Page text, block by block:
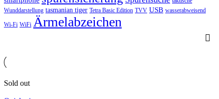
Wunddarstellung tasmanian tiger Tetra Basic Edition TVV USB wasserabweisend
Wi-Fi WiFi Ärmelabzeichen
Sold out